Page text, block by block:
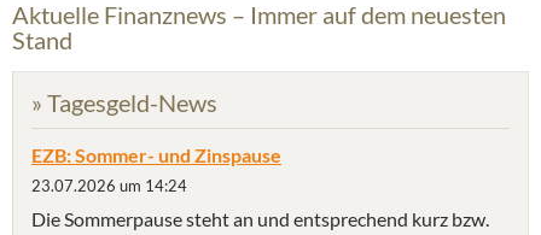
Aktuelle Finanznews – Immer auf dem neuesten
Stand
» Tagesgeld-News
EZB: Sommer- und Zinspause
23.07.2026 um 14:24
Die Sommerpause steht an und entsprechend kurz bzw.